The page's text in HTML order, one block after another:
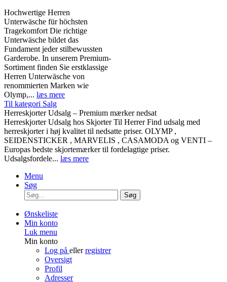
Hochwertige Herren
Unterwäsche für höchsten
Tragekomfort Die richtige
Unterwäsche bildet das
Fundament jeder stilbewussten
Garderobe. In unserem Premium-
Sortiment finden Sie erstklassige
Herren Unterwäsche von
renommierten Marken wie
Olymp,... læs mere
Til kategori Salg
Herreskjorter Udsalg – Premium mærker nedsat
Herreskjorter Udsalg hos Skjorter Til Herrer Find udsalg med
herreskjorter i høj kvalitet til nedsatte priser. OLYMP ,
SEIDENSTICKER , MARVELIS , CASAMODA og VENTI –
Europas bedste skjortemærker til fordelagtige priser.
Udsalgsfordele... læs mere
Menu
Søg
Søg
Ønskeliste
Min konto
Luk menu
Min konto
Log på ellerregistrer
Oversigt
Profil
Adresser